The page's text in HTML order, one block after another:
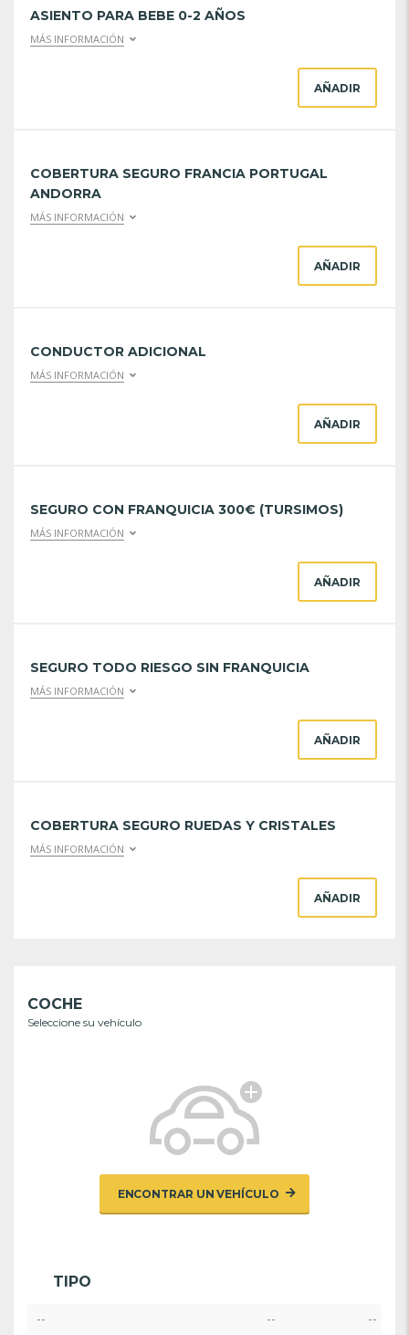
ASIENTO PARA BEBE 0-2 AÑOS
MÁS INFORMACIÓN
AÑADIR
COBERTURA SEGURO FRANCIA PORTUGAL
ANDORRA
MÁS INFORMACIÓN
AÑADIR
CONDUCTOR ADICIONAL
MÁS INFORMACIÓN
AÑADIR
SEGURO CON FRANQUICIA 300€ (TURSIMOS)
MÁS INFORMACIÓN
AÑADIR
SEGURO TODO RIESGO SIN FRANQUICIA
MÁS INFORMACIÓN
AÑADIR
COBERTURA SEGURO RUEDAS Y CRISTALES
MÁS INFORMACIÓN
AÑADIR
COCHE
Seleccione su vehículo
ENCONTRAR UN VEHÍCULO
TIPO
-- -- --